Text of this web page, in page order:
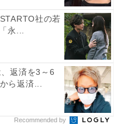
田市）／59票
ぐりの里いなぶ」は、
所に位置しており、四
に、地元の契約農家か
社の若
永...
返済を3～6
ら返済...
Recommended by